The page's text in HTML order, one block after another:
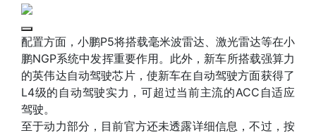
配置方面，小鹏P5将搭载毫米波雷达、激光雷达等在小
鹏NGP系统中发挥重要作用。此外，新车所搭载强算力
的英伟达自动驾驶芯片，使新车在自动驾驶方面获得了
L4级的自动驾驶实力，可超过当前主流的ACC自适应
驾驶。
至于动力部分，目前官方还未透露详细信息，不过，按